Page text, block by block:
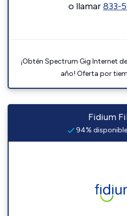
o llamar833-
¡Obtén Spectrum Gig Internet
año! Oferta por
Fidium
94%